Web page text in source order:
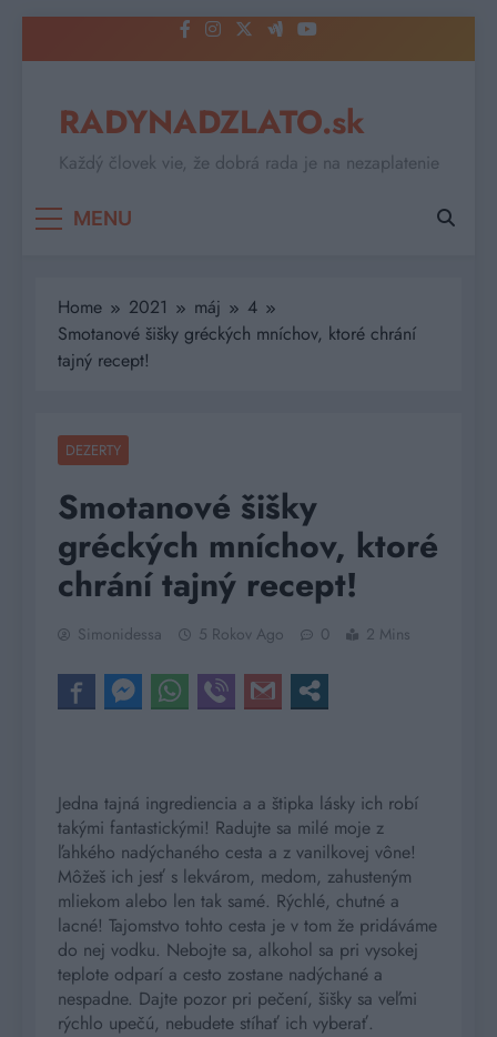
to
RADYNADZLATO.sk
Každý človek vie, že dobrá rada je na nezaplatenie
MENU
Home 2021 máj
4
Smotanové šišky gréckých mníchov, ktoré chrání
tajný recept!
DEZERTY
Smotanové šišky
gréckých mníchov, ktoré
chrání tajný recept!
Simonidessa 5 Rokov Ago 0 2 Mins
Jedna tajná ingrediencia a a štipka lásky ich robí
takými fantastickými! Radujte sa milé moje z
ľahkého nadýchaného cesta a z vanilkovej vône!
Môžeš ich jesť s lekvárom, medom, zahusteným
mliekom alebo len tak samé. Rýchlé, chutné a
lacné! Tajomstvo tohto cesta je v tom že pridáváme
do nej vodku. Nebojte sa, alkohol sa pri vysokej
teplote odparí a cesto zostane nadýchané a
nespadne. Dajte pozor pri pečení, šišky sa veľmi
rýchlo upečú, nebudete stíhať ich vyberať.